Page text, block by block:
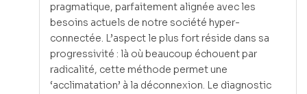
pragmatique, parfaitement alignée avec les
besoins actuels de notre société hyper-
connectée. L’aspect le plus fort réside dans sa
progressivité : là où beaucoup échouent par
radicalité, cette méthode permet une
‘acclimatation’ à la déconnexion. Le diagnostic